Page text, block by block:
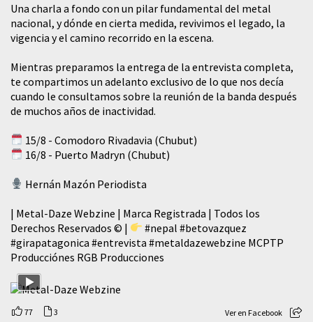
​Una charla a fondo con un pilar fundamental del metal
nacional, y dónde en cierta medida, revivimos el legado, la
vigencia y el camino recorrido en la escena.
Mientras preparamos la entrega de la entrevista completa,
te compartimos un adelanto exclusivo de lo que nos decía
cuando le consultamos sobre la reunión de la banda después
de muchos años de inactividad.
15/8 - Comodoro Rivadavia (Chubut)
16/8 - Puerto Madryn (Chubut)
Hernán Mazón Periodista
| Metal-Daze Webzine | Marca Registrada | Todos los
Derechos Reservados © |
#nepal #betovazquez
#girapatagonica #entrevista #metaldazewebzine MCPTP
Producciónes RGB Producciones
77 3 Ver en Facebook